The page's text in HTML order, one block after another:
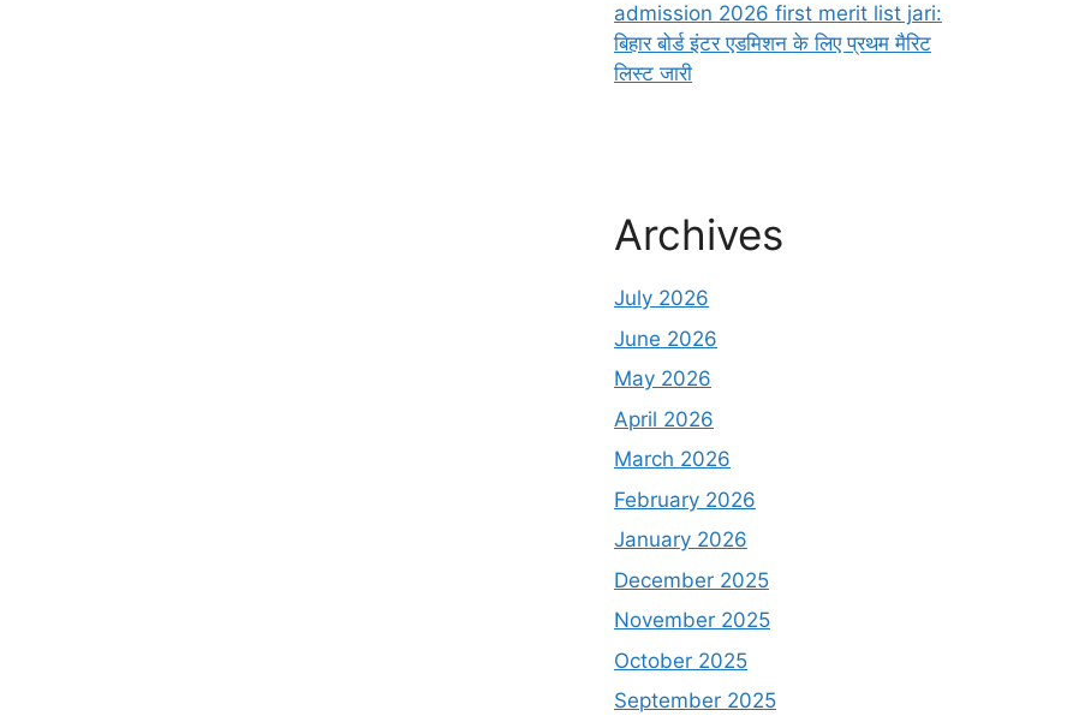
admission 2026 first merit list jari:
बिहार बोर्ड इंटर एडमिशन के लिए प्रथम मैरिट
लिस्ट जारी
Archives
July 2026
June 2026
May 2026
April 2026
March 2026
February 2026
January 2026
December 2025
November 2025
October 2025
September 2025